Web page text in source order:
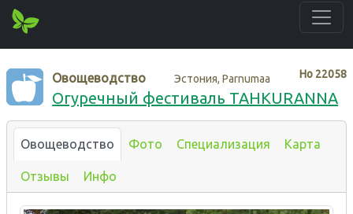
Нo 22058
Овощеводство Эстония, Parnumaa
Огуречный фестиваль TAHKURANNA
Овощеводство Фото Специализация Карта
Отзывы Инфо